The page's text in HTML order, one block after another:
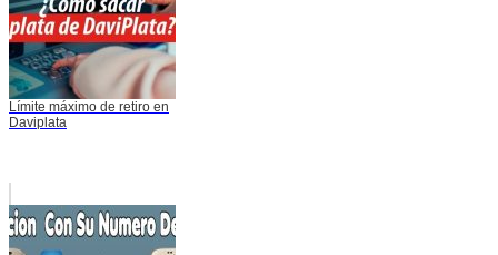
Límite máximo de retiro en
Daviplata